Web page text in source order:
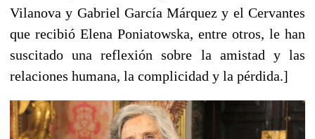
Vilanova y Gabriel García Márquez y el Cervantes
que recibió Elena Poniatowska, entre otros, le han
suscitado una reflexión sobre la amistad y las
relaciones humana, la complicidad y la pérdida.]